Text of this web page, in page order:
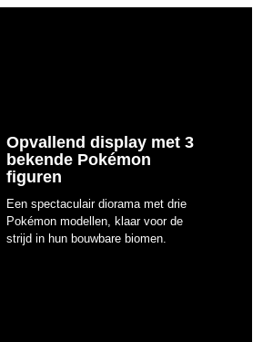
Opvallend display met 3
bekende Pokémon
figuren
Een spectaculair diorama met drie
Pokémon modellen, klaar voor de
strijd in hun bouwbare biomen.